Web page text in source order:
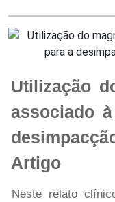
Utilização
associado
Artigo
Neste relato